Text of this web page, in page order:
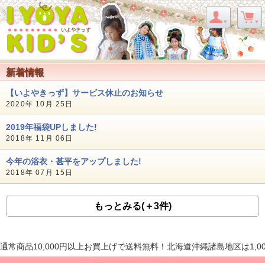
新着情報
【いよやきっず】サービス休止のお知らせ
2020年 10月 25日
2019年福袋UPしました!
2018年 11月 06日
今年の浴衣・甚平をアップしました!
2018年 07月 15日
もっとみる(＋3件)
通常商品10,000円以上お買上げで送料無料！北海道沖縄諸島地区は